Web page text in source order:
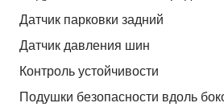
Датчик парковки задний
Датчик давления шин
Контроль устойчивости
Подушки безопасности вдоль